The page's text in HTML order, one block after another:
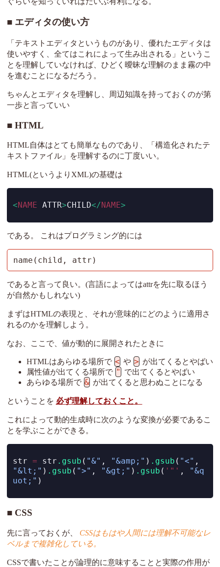
エディタの使い方
「テキストエディタというものがあり、優れたエディタは
使いやすく、全てはこれによって生み出される」というこ
とを理解していなければ、ひどく曖昧な理解のまま霧の中
を進むことになるだろう。
ちゃんとエディタを理解し、周辺知識を持っておくのが第
一歩と言っていい
HTML
HTML自体はとても簡単なものであり、「構造化されたテ
キストファイル」を理解するのに丁度いい。
HTML(というよりXML)の基礎は
<NAME ATTR>CHILD</NAME>
である。 これはプログラミング的には
name(child, attr)
であると言って良い。(言語によってはattrを先に取るほう
が自然かもしれない)
まずはHTMLの表現と、それが意味的にどのように適用さ
れるのかを理解しよう。
なお、ここで、値が動的に展開されたときに
HTMLはあらゆる場所で < や > が出てくるとやばい
属性値が出てくる場所で "
で出てくるとやばい
あらゆる場所で & が出てくると思わぬことになる
ということを 必ず理解しておくこと。
これによって動的生成時に次のような変換が必要であるこ
とを学ぶことができる。
str = str .gsub ( "&" , "&amp;" ) .gsub ( "<"
"&lt;" ) .gsub ( ">" , "&gt;" ) .gsub ( '"' ,
"&q
uot;" )
CSS
先に言っておくが、 CSSはもはや人間には理解不可能なレ
ベルまで複雑化している。
CSSで書いたことが論理的に意味することと実際の作用が